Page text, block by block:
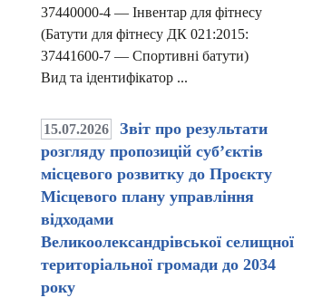
37440000-4 — Інвентар для фітнесу
(Батути для фітнесу ДК 021:2015:
37441600-7 — Спортивні батути)
Вид та ідентифікатор ...
15.07.2026
Звіт про результати
розгляду пропозицій суб’єктів
місцевого розвитку до Проєкту
Місцевого плану управління
відходами
Великоолександрівської селищної
територіальної громади до 2034
року